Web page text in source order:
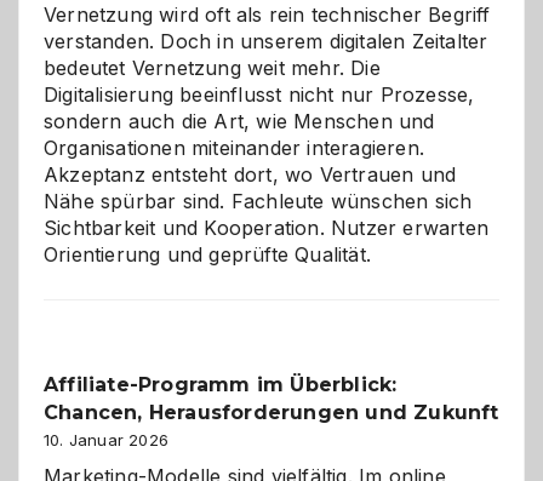
Vernetzung wird oft als rein technischer Begriff
verstanden. Doch in unserem digitalen Zeitalter
bedeutet Vernetzung weit mehr. Die
Digitalisierung beeinflusst nicht nur Prozesse,
sondern auch die Art, wie Menschen und
Organisationen miteinander interagieren.
Akzeptanz entsteht dort, wo Vertrauen und
Nähe spürbar sind. Fachleute wünschen sich
Sichtbarkeit und Kooperation. Nutzer erwarten
Orientierung und geprüfte Qualität.
Affiliate-Programm im Überblick:
Chancen, Herausforderungen und Zukunft
10. Januar 2026
Marketing-Modelle sind vielfältig. Im online